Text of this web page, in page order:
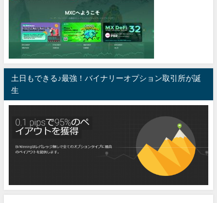
土日もできる♪最強！バイナリーオプション取引所が誕
生